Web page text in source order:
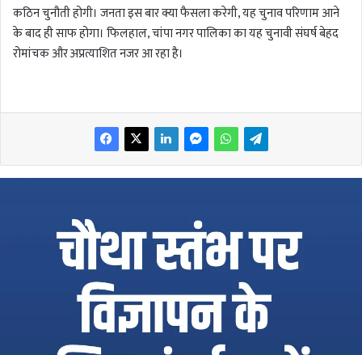
कठिन चुनौती होगी। जनता इस बार क्या फैसला करेगी, यह चुनाव परिणाम आने
के बाद ही साफ होगा। फिलहाल, चांपा नगर पालिका का यह चुनावी संघर्ष बेहद
रोमांचक और अप्रत्याशित नजर आ रहा है।